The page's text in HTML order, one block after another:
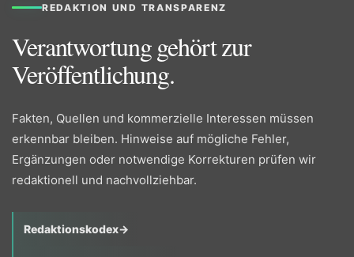
REDAKTION UND TRANSPARENZ
Verantwortung gehört zur
Veröffentlichung.
Fakten, Quellen und kommerzielle Interessen müssen
erkennbar bleiben. Hinweise auf mögliche Fehler,
Ergänzungen oder notwendige Korrekturen prüfen wir
redaktionell und nachvollziehbar.
Redaktionskodex→